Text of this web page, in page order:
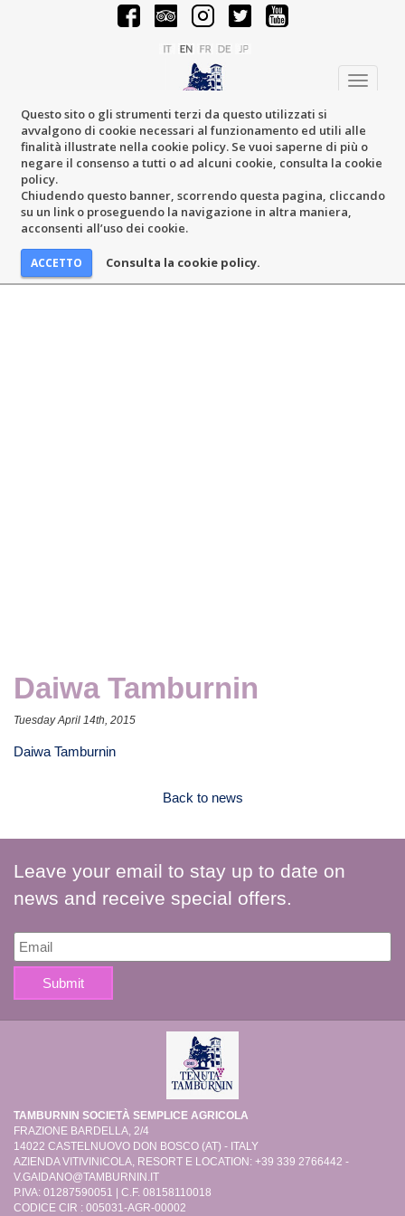
Questo sito o gli strumenti terzi da questo utilizzati si
avvalgono di cookie necessari al funzionamento ed utili alle
finalità illustrate nella cookie policy. Se vuoi saperne di più o
negare il consenso a tutti o ad alcuni cookie, consulta la cookie
policy.
Chiudendo questo banner, scorrendo questa pagina, cliccando
su un link o proseguendo la navigazione in altra maniera,
acconsenti all’uso dei cookie.
Consulta la cookie policy.
Toggle
Daiwa Tamburnin
Tuesday April 14th, 2015
Daiwa Tamburnin
Back to news
Leave your email to stay up to date on
news and receive special offers.
TAMBURNIN SOCIETÀ SEMPLICE AGRICOLA
FRAZIONE BARDELLA, 2/4
14022 CASTELNUOVO DON BOSCO (AT) - ITALY
AZIENDA VITIVINICOLA, RESORT E LOCATION: +39 339 2766442 -
V.GAIDANO@TAMBURNIN.IT
P.IVA: 01287590051 | C.F. 08158110018
CODICE CIR : 005031-AGR-00002